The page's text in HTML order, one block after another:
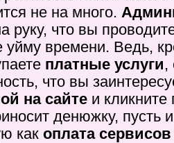
не на много.
руку, что вы
уйму времени. Ведь,
платные услуги,
что вы
на сайте и кликните
денюжку, пусть
как оплата сервисов